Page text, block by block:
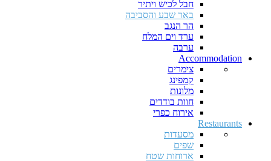
חבל לכיש ויתיר
באר שבע והסביבה
הר הנגב
ערד וים המלח
ערבה
Accommodation
צימרים
קמפינג
מלונות
חוות בודדים
אירוח כפרי
Restaurants
מסעדות
שפים
ארוחות שטח